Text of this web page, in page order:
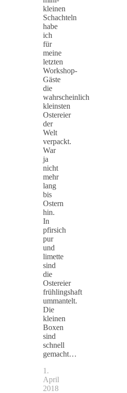
kleinen
Schachteln
habe
ich
für
meine
letzten
Workshop-
Gäste
die
wahrscheinlich
kleinsten
Ostereier
der
Welt
verpackt.
War
ja
nicht
mehr
lang
bis
Ostern
hin.
In
pfirsich
pur
und
limette
sind
die
Ostereier
frühlingshaft
ummantelt.
Die
kleinen
Boxen
sind
schnell
gemacht…
1.
April
2018